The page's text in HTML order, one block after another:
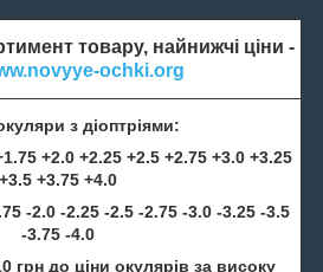
товару, найнижчі ціни -
ochki.org
з діоптріями:
+2.0 +2.25 +2.5 +2.75 +3.0 +3.25
+3.5 +3.75 +4.0
-2.0 -2.25 -2.5 -2.75 -3.0 -3.25 -3.5
-3.75 -4.0
грн до ціни окулярів за високу